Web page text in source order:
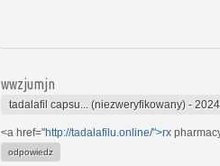
wwzjumjn
tadalafil capsu... (niezweryfikowany) -
<a href="http://tadalafilu.online/">rx
odpowiedz